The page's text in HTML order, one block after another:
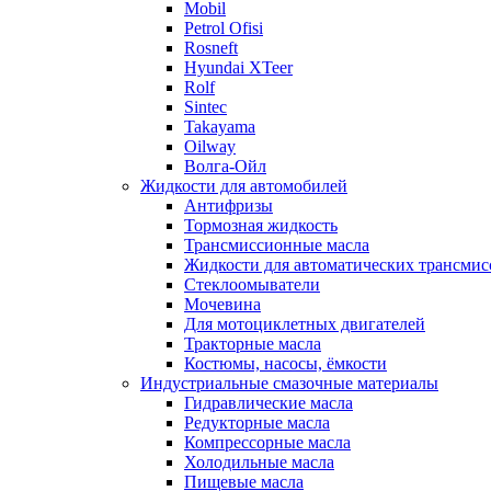
Mobil
Petrol Ofisi
Rosneft
Hyundai XTeer
Rolf
Sintec
Takayama
Oilway
Волга-Ойл
Жидкости для автомобилей
Антифризы
Тормозная жидкость
Трансмиссионные масла
Жидкости для автоматических
Стеклоомыватели
Мочевина
Для мотоциклетных двигателей
Тракторные масла
Костюмы, насосы, ёмкости
Индустриальные смазочные материалы
Гидравлические масла
Редукторные масла
Компрессорные масла
Холодильные масла
Пищевые масла